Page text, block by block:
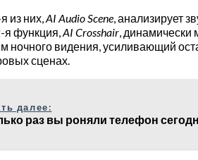
из них,AI Audio Scene, анализирует
я функция,AI Crosshair, динамически
видения, усиливающий
сценах.
далее:
раз вы роняли телефон